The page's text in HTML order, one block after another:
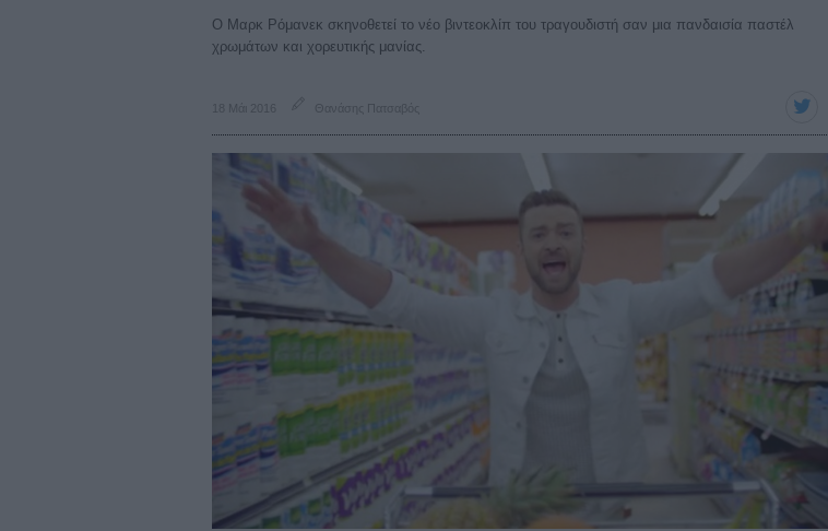
Ο Μαρκ Ρόμανεκ σκηνοθετεί το νέο βιντεοκλίπ του τραγουδιστή σαν μια πανδαισία παστέλ
χρωμάτων και χορευτικής μανίας.
18 Μάι 2016 Θανάσης Πατσαβός